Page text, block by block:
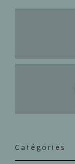
Catégories